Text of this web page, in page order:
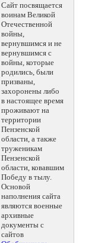
Сайт посвящается
воинам Великой
Отечественной
войны,
вернувшимся и не
вернувшимся с
войны, которые
родились, были
призваны,
захоронены либо
в настоящее время
проживают на
территории
Пензенской
области, а также
труженикам
Пензенской
области, ковавшим
Победу в тылу.
Основой
наполнения сайта
являются военные
архивные
документы с
сайтов